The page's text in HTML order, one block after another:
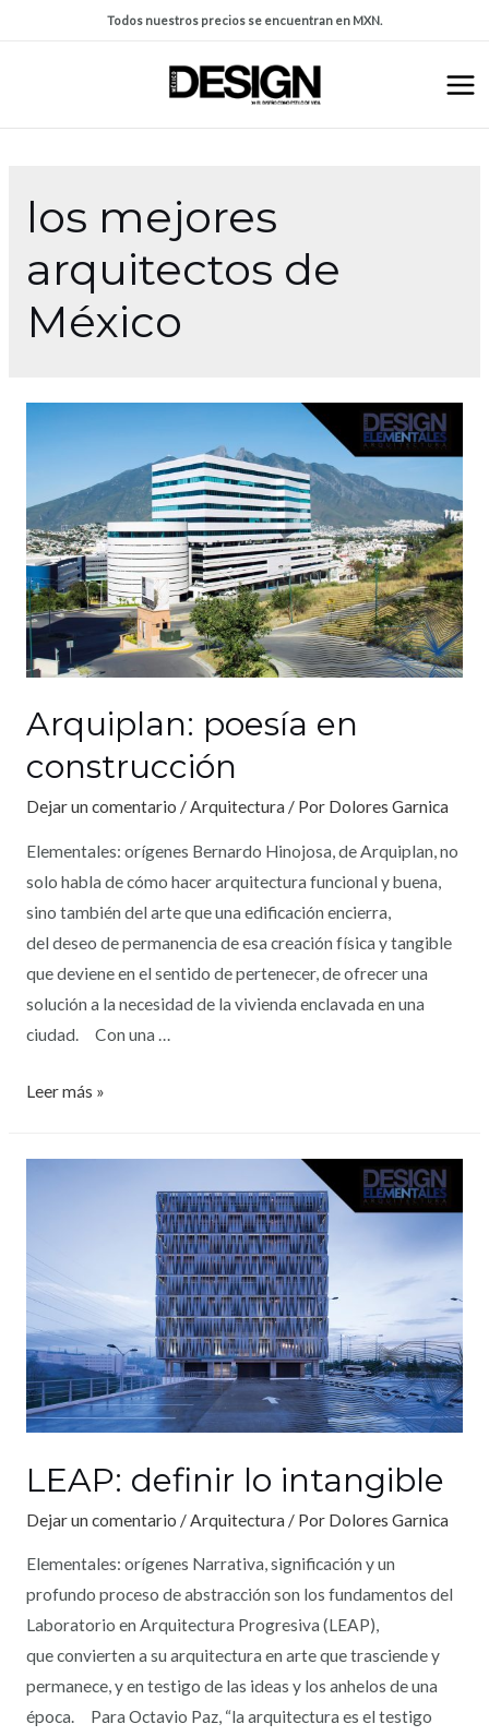
Todos nuestros precios se encuentran en MXN.
los mejores
arquitectos de
México
Arquiplan: poesía en
construcción
Dejar un comentario /Arquitectura / Por Dolores Garnica
Elementales: orígenes Bernardo Hinojosa, de Arquiplan, no
solo habla de cómo hacer arquitectura funcional y buena,
sino también del arte que una edificación encierra,
del deseo de permanencia de esa creación física y tangible
que deviene en el sentido de pertenecer, de ofrecer una
solución a la necesidad de la vivienda enclavada en una
ciudad. Con una …
Leer más »
LEAP: definir lo intangible
Dejar un comentario /Arquitectura / Por Dolores Garnica
Elementales: orígenes Narrativa, significación y un
profundo proceso de abstracción son los fundamentos del
Laboratorio en Arquitectura Progresiva (LEAP),
que convierten a su arquitectura en arte que trasciende y
permanece, y en testigo de las ideas y los anhelos de una
época. Para Octavio Paz, “la arquitectura es el testigo